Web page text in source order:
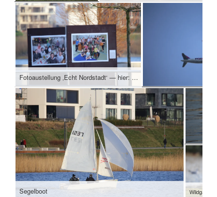
Fotoaustellung ‚Echt Nordstadt‘ — hier: Phönix See Dortmund.
Segelboot Wildgans